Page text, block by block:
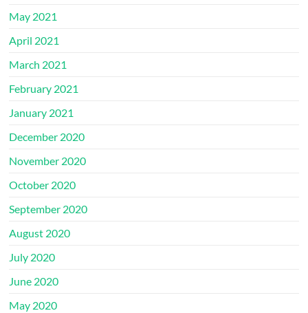
May 2021
April 2021
March 2021
February 2021
January 2021
December 2020
November 2020
October 2020
September 2020
August 2020
July 2020
June 2020
May 2020